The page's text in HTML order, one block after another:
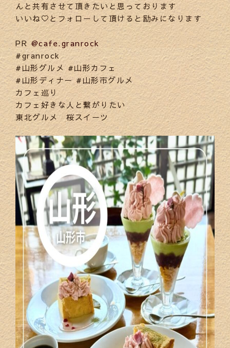
んと共有させて頂きたいと思っております️
いいね♡とフォローして頂けると励みになります
PR@cafe.granrock
#granrock
#山形グルメ #山形カフェ
#山形ディナー #山形市グルメ
カフェ巡り
カフェ好きな人と繋がりたい
東北グルメ 桜スイーツ